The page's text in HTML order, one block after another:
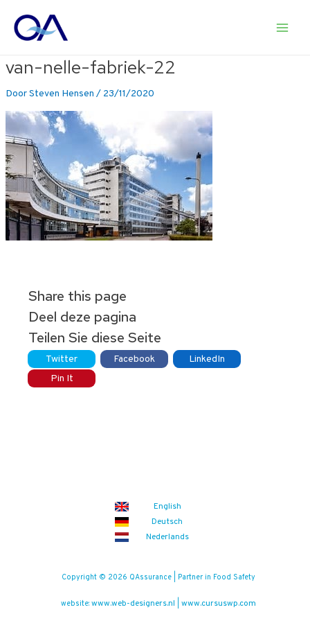
naar
van-nelle-fabriek-22
DoorSteven Hensen / 23/11/2020
Share this page
Deel deze pagina
Teilen Sie diese Seite
Twitter Facebook
LinkedIn
Pin It
English
Deutsch
Nederlands
Copyright © 2026 QAssurance | Partner in Food Safety
website: www.web-designers.nl www.cursuswp.com